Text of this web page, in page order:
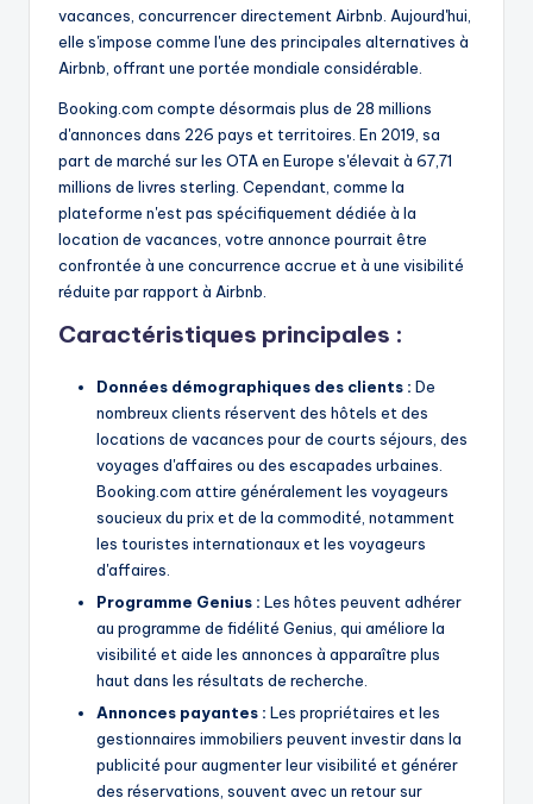
vacances, concurrencer directement Airbnb. Aujourd'hui,
elle s'impose comme l'une des principales alternatives à
Airbnb, offrant une portée mondiale considérable.
Booking.com compte désormais plus de 28 millions
d'annonces dans 226 pays et territoires. En 2019, sa
part de marché sur les OTA en Europe s'élevait à 67,71
millions de livres sterling. Cependant, comme la
plateforme n'est pas spécifiquement dédiée à la
location de vacances, votre annonce pourrait être
confrontée à une concurrence accrue et à une visibilité
réduite par rapport à Airbnb.
Caractéristiques principales :
Données démographiques des clients : De
nombreux clients réservent des hôtels et des
locations de vacances pour de courts séjours, des
voyages d'affaires ou des escapades urbaines.
Booking.com attire généralement les voyageurs
soucieux du prix et de la commodité, notamment
les touristes internationaux et les voyageurs
d'affaires.
Programme Genius : Les hôtes peuvent adhérer
au programme de fidélité Genius, qui améliore la
visibilité et aide les annonces à apparaître plus
haut dans les résultats de recherche.
Annonces payantes : Les propriétaires et les
gestionnaires immobiliers peuvent investir dans la
publicité pour augmenter leur visibilité et générer
des réservations, souvent avec un retour sur